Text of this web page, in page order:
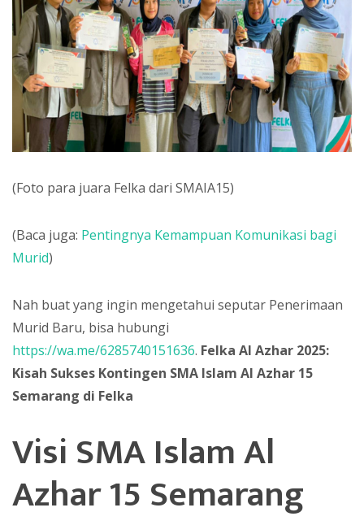
(Foto para juara Felka dari SMAIA15)
(Baca juga: Pentingnya Kemampuan Komunikasi bagi
Murid)
Nah buat yang ingin mengetahui seputar Penerimaan
Murid Baru, bisa hubungi
https://wa.me/6285740151636. Felka Al Azhar 2025:
Kisah Sukses Kontingen SMA Islam Al Azhar 15
Semarang di Felka
Visi SMA Islam Al
Azhar 15 Semarang